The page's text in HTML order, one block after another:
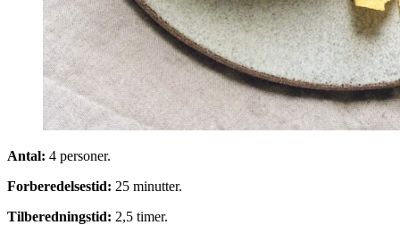
Antal: 4 personer.
Forberedelsestid: 25 minutter.
Tilberedningstid: 2,5 timer.